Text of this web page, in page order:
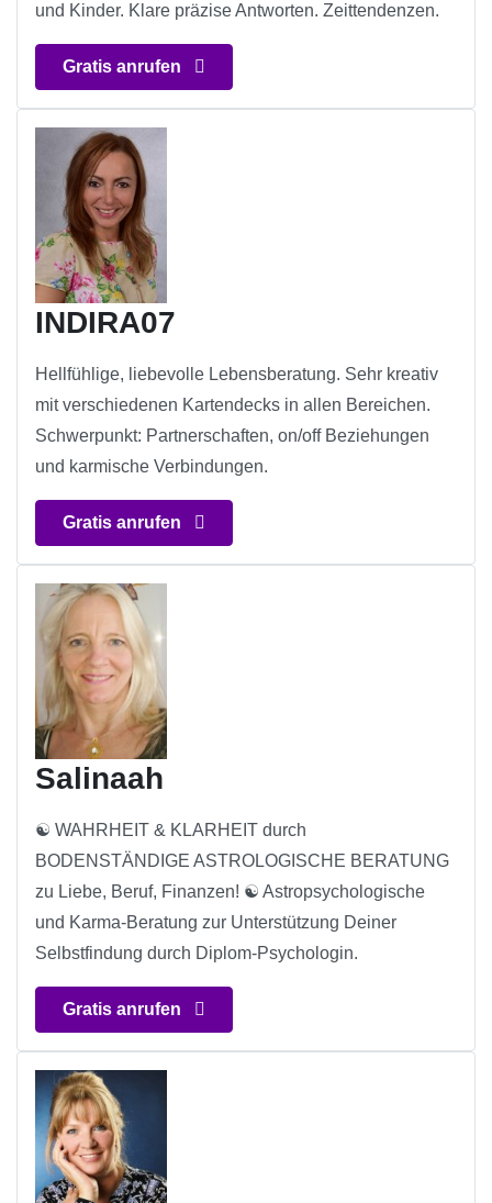
und Kinder. Klare präzise Antworten. Zeittendenzen.
Gratis anrufen
INDIRA07
Hellfühlige, liebevolle Lebensberatung. Sehr kreativ
mit verschiedenen Kartendecks in allen Bereichen.
Schwerpunkt: Partnerschaften, on/off Beziehungen
und karmische Verbindungen.
Gratis anrufen
Salinaah
☯ WAHRHEIT & KLARHEIT durch
BODENSTÄNDIGE ASTROLOGISCHE BERATUNG
zu Liebe, Beruf, Finanzen! ☯ Astropsychologische
und Karma-Beratung zur Unterstützung Deiner
Selbstfindung durch Diplom-Psychologin.
Gratis anrufen